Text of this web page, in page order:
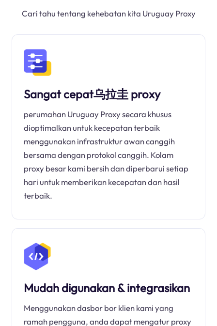
Cari tahu tentang kehebatan kita Uruguay Proxy
Sangat cepat乌拉圭 proxy
perumahan Uruguay Proxy secara khusus
dioptimalkan untuk kecepatan terbaik
menggunakan infrastruktur awan canggih
bersama dengan protokol canggih. Kolam
proxy besar kami bersih dan diperbarui setiap
hari untuk memberikan kecepatan dan hasil
terbaik.
Mudah digunakan & integrasikan
Menggunakan dasbor bor klien kami yang
ramah pengguna, anda dapat mengatur proxy